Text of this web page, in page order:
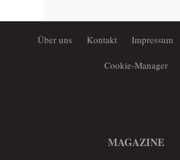
Über uns Kontakt Impressum
Cookie-Manager
MAGAZINE